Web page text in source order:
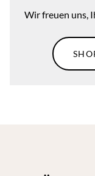
Wir freuen uns,